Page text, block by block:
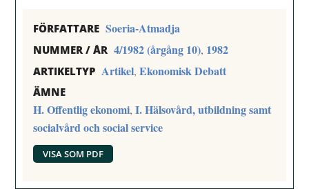
FÖRFATTARE Soeria-Atmadja
NUMMER / ÅR 4/1982 (årgång 10), 1982
ARTIKELTYP Artikel,Ekonomisk Debatt
ÄMNE
H. Offentlig ekonomi,I. Hälsovård, utbildning samt
socialvård och social service
VISA SOM PDF